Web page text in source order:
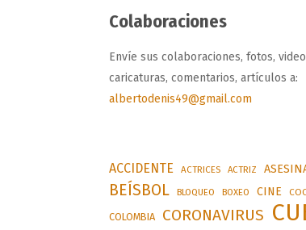
Colaboraciones
Envíe sus colaboraciones, fotos,
caricaturas, comentarios, artículos a:
albertodenis49@gmail.com
ACCIDENTE ACTRICES ACTRIZ
BEÍSBOL BLOQUEO BOXEO CINE
COLOMBIA CORONAVIRUS